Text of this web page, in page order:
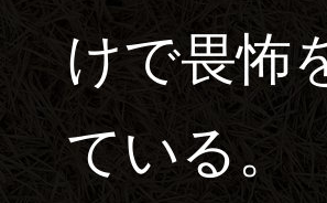
けで畏怖
ている。